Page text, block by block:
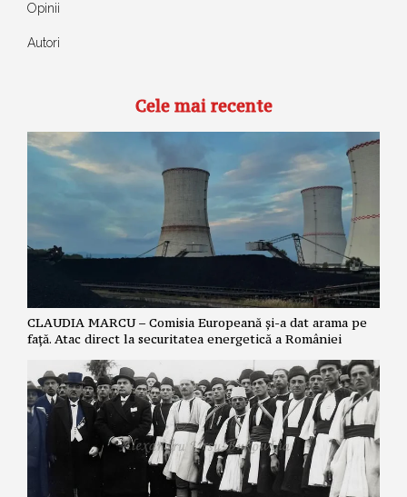
Opinii
Autori
Cele mai recente
CLAUDIA MARCU – Comisia Europeană și-a dat arama pe
față. Atac direct la securitatea energetică a României